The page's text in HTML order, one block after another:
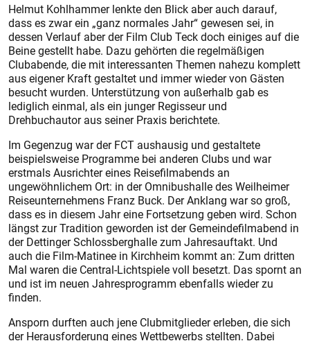
Helmut Kohlhammer lenkte den Blick aber auch darauf,
dass es zwar ein „ganz normales Jahr“ gewesen sei, in
dessen Verlauf aber der Film Club Teck doch einiges auf die
Beine gestellt habe. Dazu gehörten die regelmäßigen
Clubabende, die mit inte­ressanten Themen nahezu komplett
aus eigener Kraft gestaltet und immer wieder von Gästen
besucht wurden. Unterstützung von außerhalb gab es
lediglich einmal, als ein junger Regisseur und
Drehbuchautor aus seiner Praxis berichtete.
Im Gegenzug war der FCT aushausig und gestaltete
beispielsweise Programme bei anderen Clubs und war
erstmals Ausrichter eines Reisefilmabends an
ungewöhnlichem Ort: in der Omnibushalle des Weilheimer
Reiseunternehmens Franz Buck. Der Anklang war so groß,
dass es in diesem Jahr eine Fortsetzung geben wird. Schon
längst zur Tradition geworden ist der Gemeindefilmabend in
der Dettinger Schlossberghalle zum Jahresauftakt. Und
auch die Film-Matinee in Kirchheim kommt an: Zum dritten
Mal waren die Cent­ral-Lichtspiele voll besetzt. Das spornt an
und ist im neuen Jahresprogramm ebenfalls wieder zu
finden.
Ansporn durften auch jene Clubmitglieder erleben, die sich
der He­rausforderung eines Wettbewerbs stellten. Dabei